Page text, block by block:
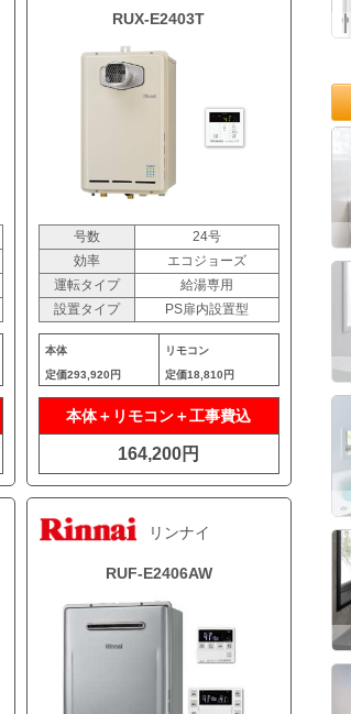
RUX-E2403T
号数
24号
効率
エコジョーズ
運転タイプ
給湯専用
設置タイプ
PS扉内設置型
本体
定価293,920円
リモコン
定価18,810円
本体＋リモコン＋工事費込
164,200円
リンナイ
RUF-E2406AW